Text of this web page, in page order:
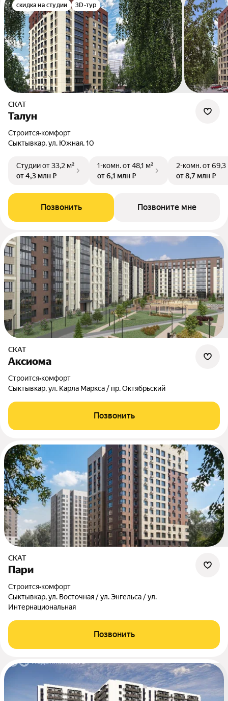
скидка на студии 3D-тур
СКАТ
Талун
Строится•комфорт
Сыктывкар, ул. Южная, 10
Студииот 33,2 м²
от 4,3 млн ₽
1-комн.от 48,1 м²
от 6,1 млн ₽
2-комн.от 69,3
от 8,7 млн ₽
Позвонить Позвоните мне
СКАТ
Аксиома
Строится•комфорт
Сыктывкар, ул. Карла Маркса / пр. Октябрьский
Позвонить
СКАТ
Пари
Строится•комфорт
Сыктывкар, ул. Восточная / ул. Энгельса / ул.
Интернациональная
Позвонить